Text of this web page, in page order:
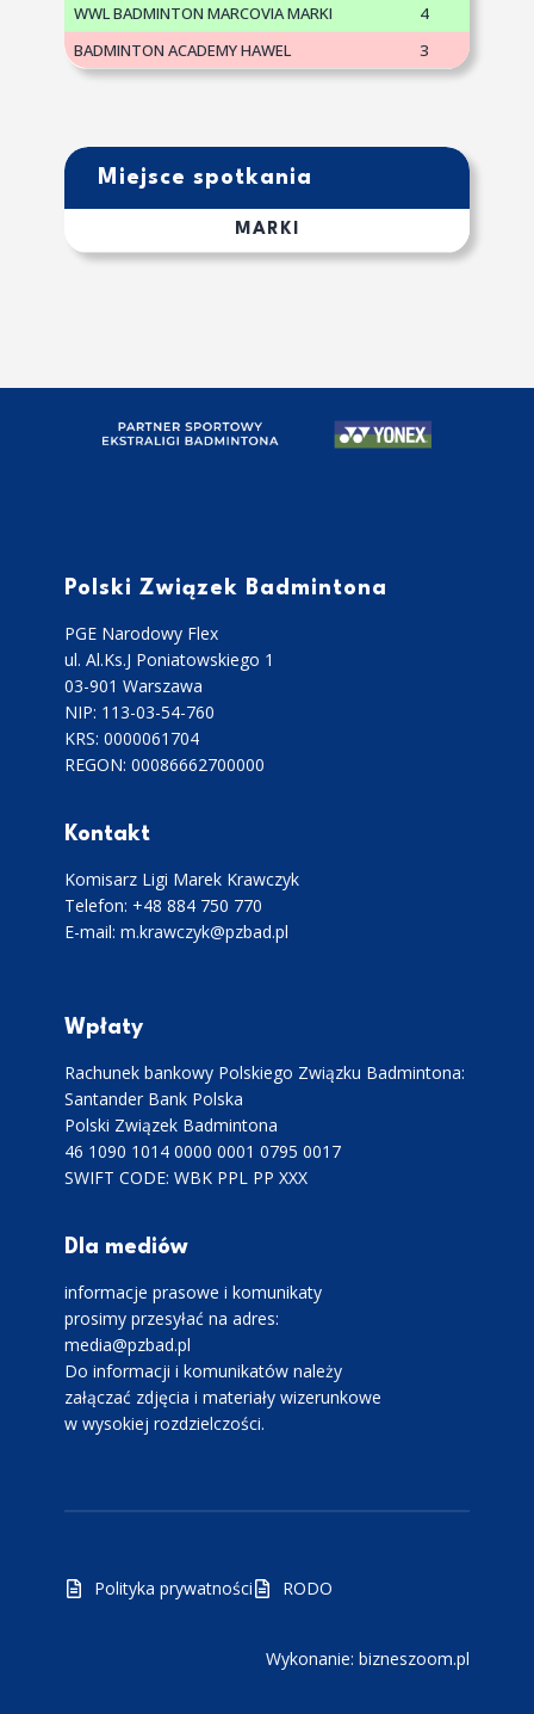
WWL BADMINTON MARCOVIA MARKI
4
BADMINTON ACADEMY HAWEL
3
Miejsce spotkania
MARKI
Polski Związek Badmintona
PGE Narodowy Flex
ul. Al.Ks.J Poniatowskiego 1
03-901 Warszawa
NIP: 113-03-54-760
KRS: 0000061704
REGON: 00086662700000
Kontakt
Komisarz Ligi Marek Krawczyk
Telefon: +48 884 750 770
E-mail: m.krawczyk@pzbad.pl
Wpłaty
Rachunek bankowy Polskiego Związku Badmintona:
Santander Bank Polska
Polski Związek Badmintona
46 1090 1014 0000 0001 0795 0017
SWIFT CODE: WBK PPL PP XXX
Dla mediów
informacje prasowe i komunikaty
prosimy przesyłać na adres:
media@pzbad.pl
Do informacji i komunikatów należy
załączać zdjęcia i materiały wizerunkowe
w wysokiej rozdzielczości.
Polityka prywatności RODO
Wykonanie: bizneszoom.pl